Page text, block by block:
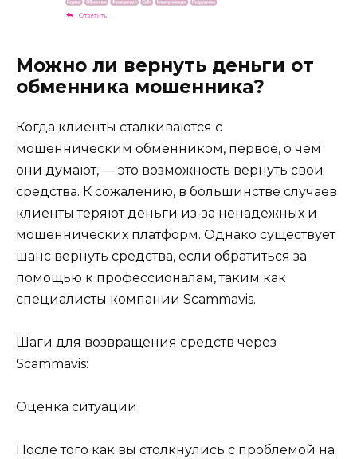
Можно ли вернуть деньги от
обменника мошенника?
Когда клиенты сталкиваются с
мошенническим обменником, первое, о чем
они думают, — это возможность вернуть свои
средства. К сожалению, в большинстве случаев
клиенты теряют деньги из-за ненадежных и
мошеннических платформ. Однако существует
шанс вернуть средства, если обратиться за
помощью к профессионалам, таким как
специалисты компании Scammavis.
Шаги для возвращения средств через
Scammavis:
Оценка ситуации
После того как вы столкнулись с проблемой на